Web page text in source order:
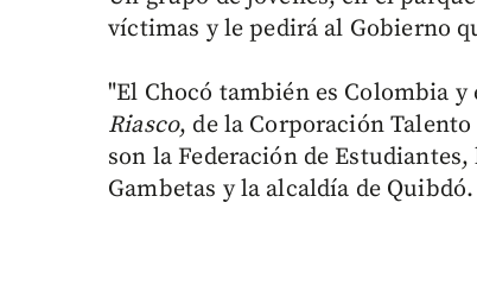
víctimas y le pedirá al Gobierno
"El Chocó también es Colombia
Riasco, de la Corporación
son la Federación de
Gambetas y la alcaldía de Quibdó.